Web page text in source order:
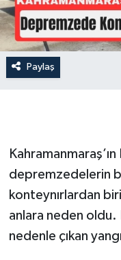
Paylaş
depremzedelerin
konteynırlardan
anlara neden
nedenle çıkan
KSÜ
DÜNYA
ROPORTAJ
KADIN-AİLE
YEREL
MEDYA